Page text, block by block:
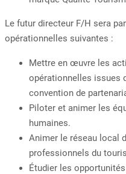
Le futur directeur F/H sera
opérationnelles suivantes :
Mettre en œuvre les
opérationnelles issues
convention de
Piloter et animer les
humaines.
Animer le réseau local
professionnels du
Étudier les